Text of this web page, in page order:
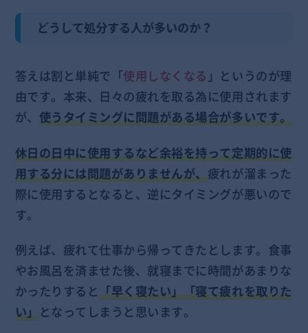
どうして処分する人が多いのか？
答えは割と単純で「使用しなくなる 」というのが理
由です。本来、日々の疲れを取る為に使用されます
が、 使うタイミングに問題がある場合が多いです。
休日の日中に使用するなど余裕を持って定期的に使
用する分には問題がありませんが、疲れが溜まった
際に使用するとなると、逆にタイミングが悪いので
す。
例えば、疲れて仕事から帰ってきたとします。食事
やお風呂を済ませた後、就寝までに時間があまりな
かったりすると「早く寝たい」「寝て疲れを取りた
い」となってしまうと思います。